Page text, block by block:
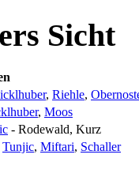
Sicht
, Riehle,
, Moos
- Rodewald, Kurz
Tunjic, Miftari, Schaller